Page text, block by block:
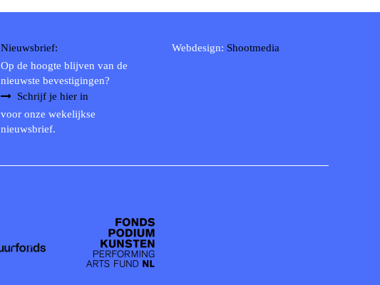
Nieuwsbrief:
Op de hoogte blijven van de
nieuwste bevestigingen?
Schrijf je hier in
voor onze wekelijkse
nieuwsbrief.
Webdesign: Shootmedia